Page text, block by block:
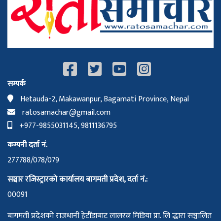
सम्पर्क
Hetauda-2, Makawanpur, Bagamati Province, Nepal
ratosamachar@gmail.com
+977-9855031145, 9811136795
कम्पनी दर्ता नं.
277788/078/079
सञ्चार रजिस्ट्रारको कार्यालय बागमती प्रदेश, दर्ता नं.:
00091
बागमती प्रदेशको राजधानी हेटौँडाबाट लालरत्न मिडिया प्रा. लि द्धारा सञ्चालित